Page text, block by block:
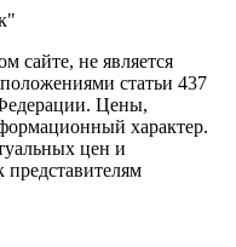
сайте, не является
статьи 437
Цены,
характер.
цен и
представителям